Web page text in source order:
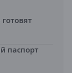
паспорт